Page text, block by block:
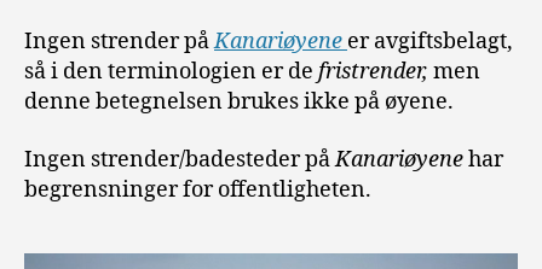
Ingen strender påKanariøyene er avgiftsbelagt,
så i den terminologien er de fristrender, men
denne betegnelsen brukes ikke på øyene.
Ingen strender/badesteder påKanariøyenehar
begrensninger for offentligheten.